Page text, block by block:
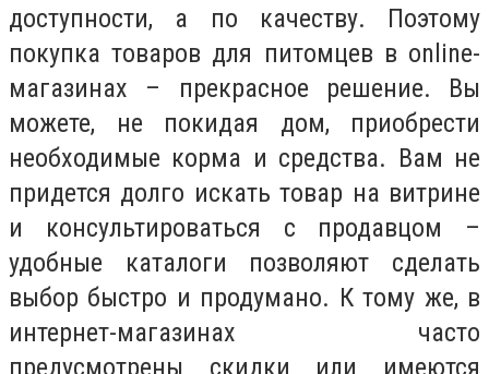
доступности, а по качеству. Поэтому
покупка товаров для питомцев в online-
магазинах – прекрасное решение. Вы
можете, не покидая дом, приобрести
необходимые корма и средства. Вам не
придется долго искать товар на витрине
и консультироваться с продавцом –
удобные каталоги позволяют сделать
выбор быстро и продумано. К тому же, в
интернет-магазинах часто
предусмотрены скидки или имеются